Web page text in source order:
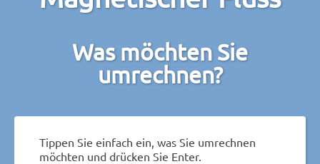
Was möchten Sie
umrechnen?
Tippen Sie einfach ein, was Sie umrechnen
möchten und drücken Sie Enter.